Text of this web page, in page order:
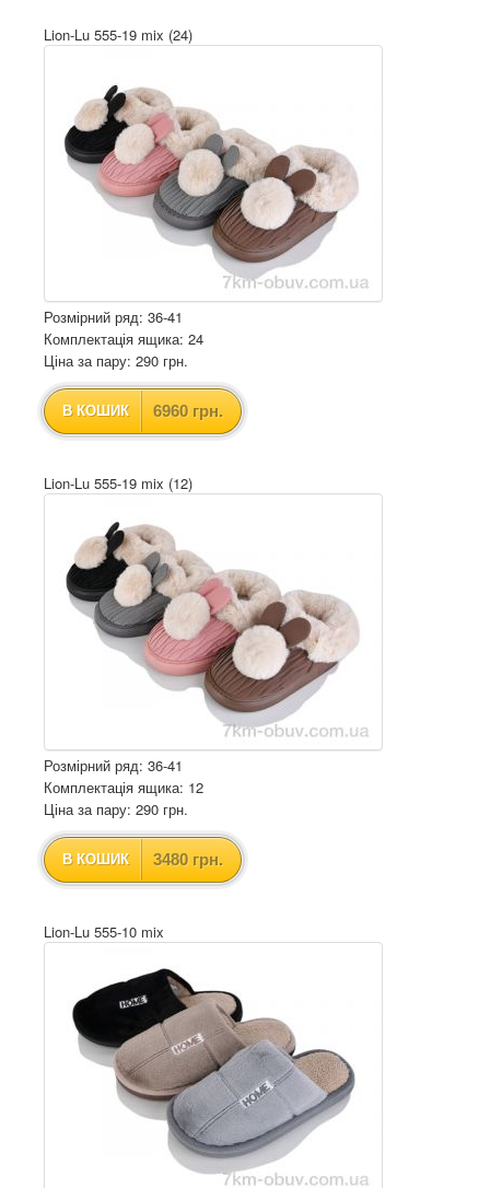
Lion-Lu 555-19 mix (24)
Розмірний ряд: 36-41
Комплектація ящика: 24
Ціна за пару: 290 грн.
В КОШИК 6960 грн.
Lion-Lu 555-19 mix (12)
Розмірний ряд: 36-41
Комплектація ящика: 12
Ціна за пару: 290 грн.
В КОШИК 3480 грн.
Lion-Lu 555-10 mix